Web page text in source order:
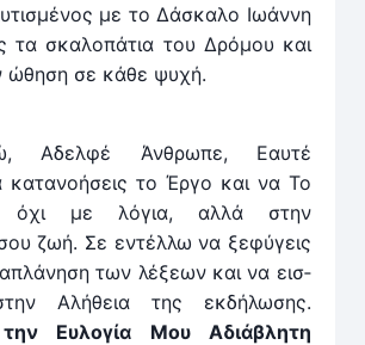
με το Δάσκαλο Ιωάν­νη
τα σκαλο­πάτια του Δρόμου και
ώθηση σε κάθε ψυχή.
Αδελφέ Άνθρωπε, Εαυτέ
το Έρ­γο και να Το
όχι με λόγια, αλ­λά στην
ζωή. Σε εν­τέλ­λω να ξεφύγεις
των λέξεων και να εισ­
Αλήθεια της εκ­δήλωσης.
Ευλογία Μου Αδιάβλητη